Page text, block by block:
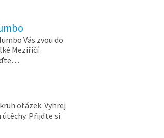
Vás zvou do
Meziříčí
otázek. Vyhrej
útěchy. Přijďte si